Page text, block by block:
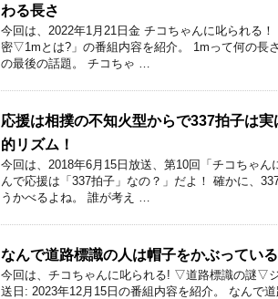
わる長さ
今回は、2022年1月21日金 チコちゃんに叱られる
密▽1mとは?」の番組内容を紹介。 1mって何の長
の最後の話題。 チコちゃ …
応援は相撲の不知火型からで337拍子は
的リズム！
今回は、2018年6月15日放送、第10回「チコちゃ
んで応援は「337拍子」なの？」だよ！ 確かに、
うかべるよね。 誰が考え …
なんで道路標識の人は帽子をかぶってい
今回は、チコちゃんに叱られる! ▽道路標識の謎▽
送日: 2023年12月15日の番組内容を紹介。 なんで